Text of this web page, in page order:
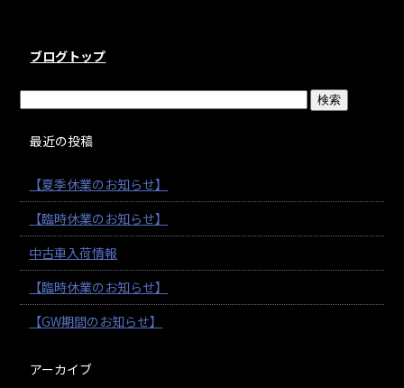
k
ブログトップ
最近の投稿
【夏季休業のお知らせ】
【臨時休業のお知らせ】
中古車入荷情報
【臨時休業のお知らせ】
【GW期間のお知らせ】
アーカイブ